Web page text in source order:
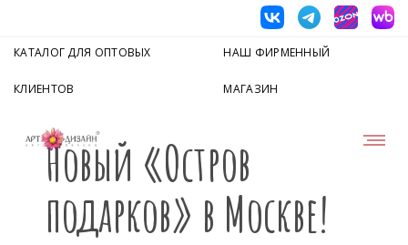
КАТАЛОГ ДЛЯ ОПТОВЫХ
КЛИЕНТОВ
НАШ ФИРМЕННЫЙ
МАГАЗИН
Новый «Остров
подарков» в Москве!